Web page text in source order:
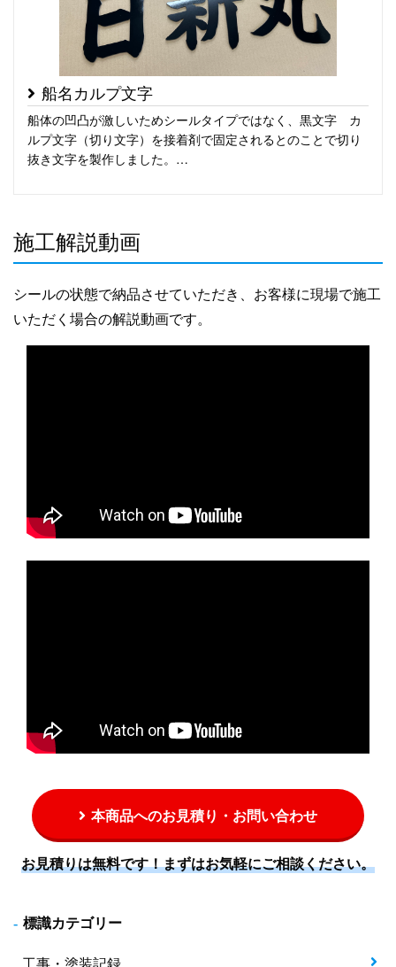
船名カルプ文字
船体の凹凸が激しいためシールタイプではなく、黒文字 カ
ルプ文字（切り文字）を接着剤で固定されるとのことで切り
抜き文字を製作しました。…
施工解説動画
シールの状態で納品させていただき、お客様に現場で施工
いただく場合の解説動画です。
本商品へのお見積り・お問い合わせ
お見積りは無料です！まずはお気軽にご相談ください。
標識カテゴリー